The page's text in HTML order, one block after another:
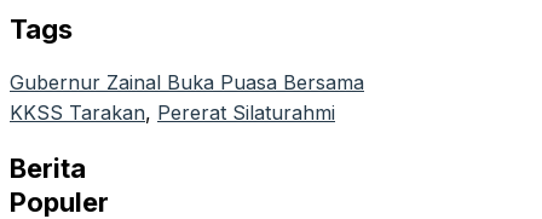
Tags
Gubernur Zainal Buka Puasa Bersama
KKSS Tarakan, Pererat Silaturahmi
Berita
Populer